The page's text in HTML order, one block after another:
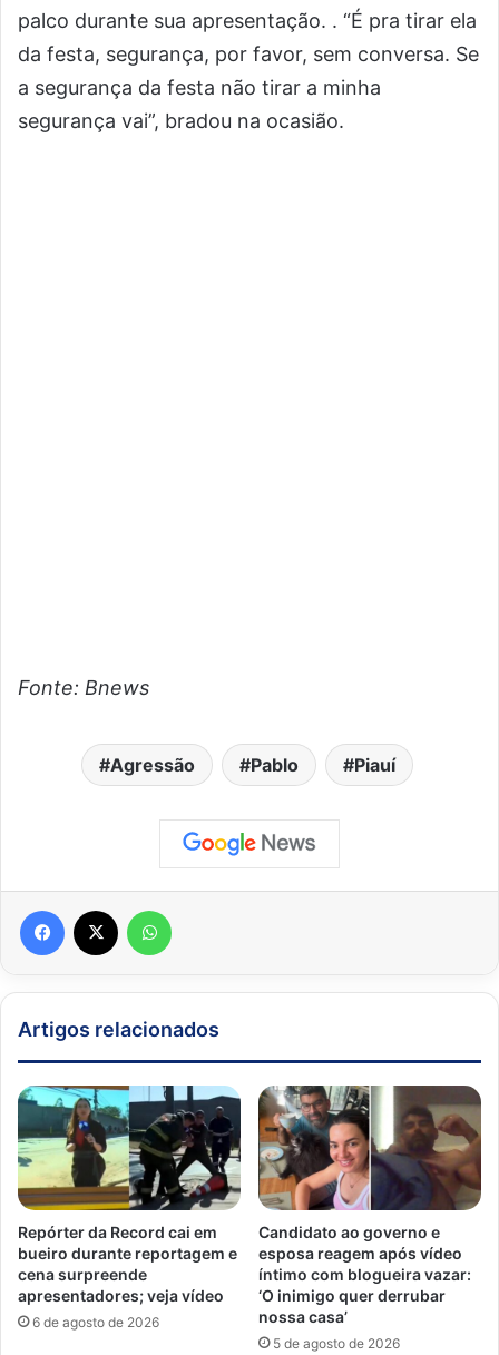
palco durante sua apresentação. . “É pra tirar ela
da festa, segurança, por favor, sem conversa. Se
a segurança da festa não tirar a minha
segurança vai”, bradou na ocasião.
Fonte: Bnews
Agressão Pablo Piauí
Facebook
Artigos relacionados
Repórter da Record cai em
bueiro durante reportagem e
cena surpreende
apresentadores; veja vídeo
6 de agosto de 2026
Candidato ao governo e
esposa reagem após vídeo
íntimo com blogueira vazar:
‘O inimigo quer derrubar
nossa casa’
5 de agosto de 2026